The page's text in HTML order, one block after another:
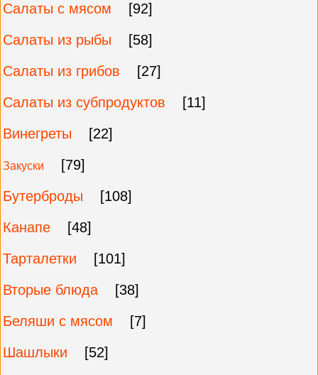
Салаты с мясом
[92]
Салаты из рыбы
[58]
Салаты из грибов
[27]
Салаты из субпродуктов
[11]
Винегреты
[22]
Закуски
[79]
Бутерброды
[108]
Канапе
[48]
Тарталетки
[101]
Вторые блюда
[38]
Беляши с мясом
[7]
Шашлыки
[52]